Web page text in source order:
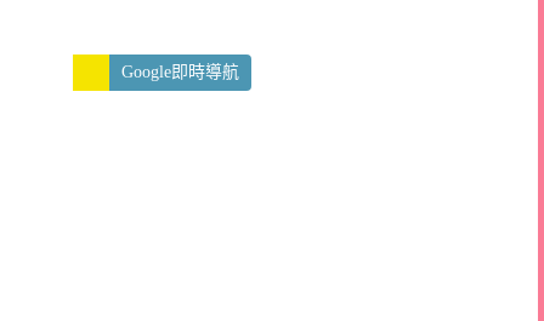
Google即時導航